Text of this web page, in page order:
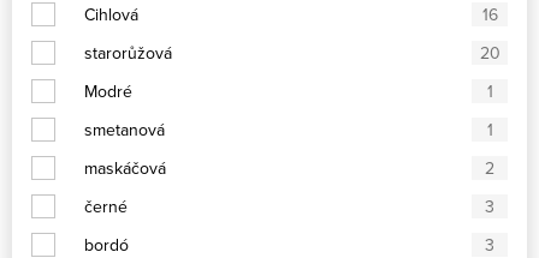
Cihlová
16
starorůžová
20
Modré
1
smetanová
1
maskáčová
2
černé
3
bordó
3